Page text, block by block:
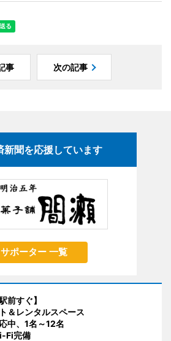
事 次の記事
新聞を応援しています
サポーター 一覧
前すぐ】
＆レンタルスペース
中、1名～12名
Fi完備